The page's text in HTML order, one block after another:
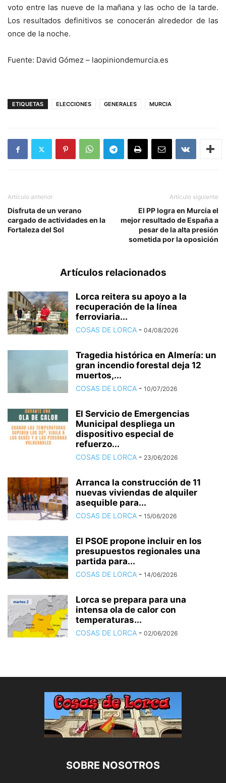
voto entre las nueve de la mañana y las ocho de la tarde.
Los resultados definitivos se conocerán alrededor de las
once de la noche.
Fuente: David Gómez – laopiniondemurcia.es
ETIQUETAS ELECCIONES GENERALES MURCIA
Artículo anterior
Disfruta de un verano
cargado de actividades en la
Fortaleza del Sol
Artículo siguiente
El PP logra en Murcia el
mejor resultado de España a
pesar de la alta presión
sometida por la oposición
Artículos relacionados
Lorca reitera su apoyo a la
recuperación de la línea
ferroviaria...
COSAS DE LORCA - 04/08/2026
Tragedia histórica en Almería: un
gran incendio forestal deja 12
muertos,...
COSAS DE LORCA - 10/07/2026
El Servicio de Emergencias
Municipal despliega un
dispositivo especial de
refuerzo...
COSAS DE LORCA - 23/06/2026
Arranca la construcción de 11
nuevas viviendas de alquiler
asequible para...
COSAS DE LORCA - 15/06/2026
El PSOE propone incluir en los
presupuestos regionales una
partida para...
COSAS DE LORCA - 14/06/2026
Lorca se prepara para una
intensa ola de calor con
temperaturas...
COSAS DE LORCA - 02/06/2026
SOBRE NOSOTROS